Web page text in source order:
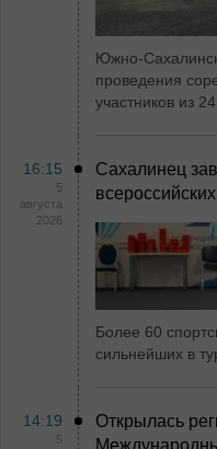
Южно-
проведения
участников из
16:15
5
августа
2026
Сахалинец
Более 60
сильнейших в
14:19
5
Открылась